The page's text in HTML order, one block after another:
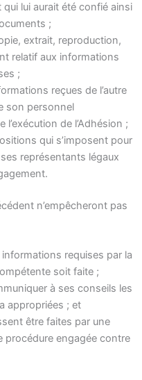
lui aurait été confié ainsi
;
extrait, reproduction,
relatif aux informations
;
reçues de l’autre
son personnel
de l’Adhésion ;
qui s’imposent pour
représentants légaux
n’empêcheront pas
requises par la
soit faite ;
à ses conseils les
appropriées ; et
être faites par une
procédure engagée contre